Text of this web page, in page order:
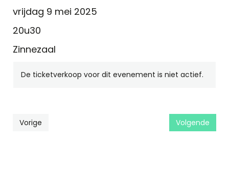
vrijdag 9 mei 2025
20u30
Zinnezaal
De ticketverkoop voor dit evenement is niet actief.
Vorige Volgende